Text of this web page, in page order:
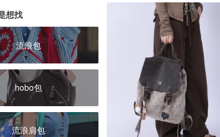
想找
流浪包
hobo包
流浪肩包